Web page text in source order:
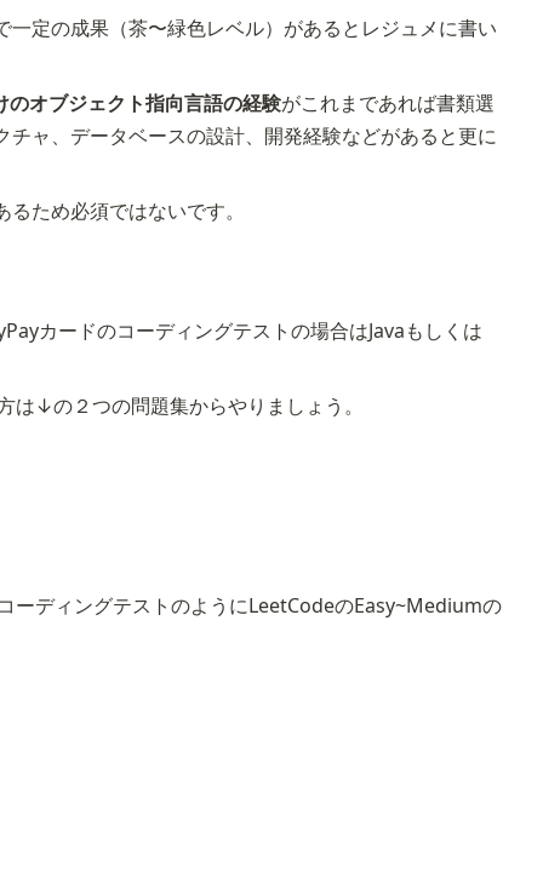
定の成果（茶〜緑色レベル）があるとレジュメに書い
のオブジェクト指向言語の経験がこれまであれば書類選
ャ、データベースの設計、開発経験などがあると更に
ため必須ではないです。
カードのコーディングテストの場合はJavaもしくは
↓の２つの問題集からやりましょう。
ーディングテストのようにLeetCodeのEasy~Mediumの